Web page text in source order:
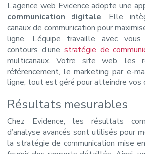
L’agence web Evidence adopte une
communication digitale. Elle
canaux de communication pour
ligne. L’équipe travaille avec
contours d’une stratégie de
multicanaux. Votre site web, les
référencement, le marketing par e-
ligne, tout est géré pour atteindre vos
Résultats mesurables
Chez Evidence, les résultats
d’analyse avancés sont utilisés pour
la stratégie de communication mise